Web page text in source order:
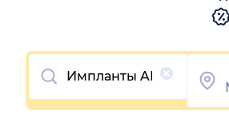
Очистить